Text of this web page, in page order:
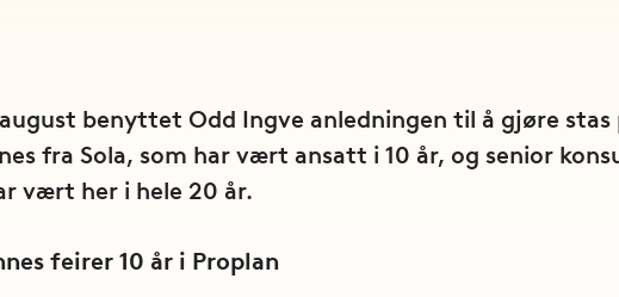
benyttet Odd Ingve anledningen til å gjøre stas
fra Sola, som har vært ansatt i 10 år, og senior
vært her i hele 20 år.
feirer 10 år i Proplan